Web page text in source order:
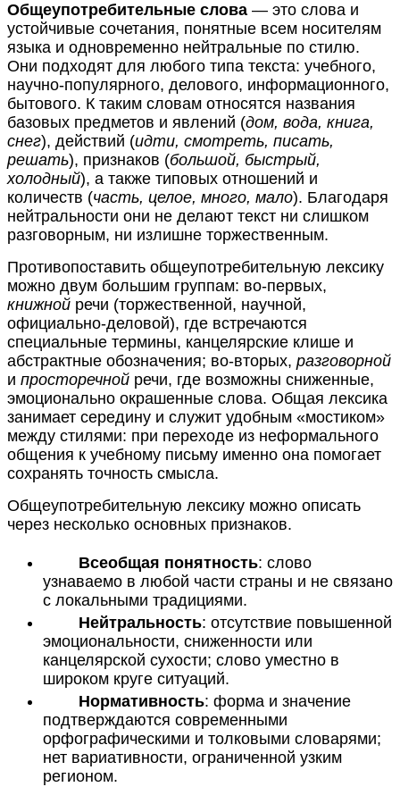
Общеупотребительные слова — это слова и
устойчивые сочетания, понятные всем носителям
языка и одновременно нейтральные по стилю.
Они подходят для любого типа текста: учебного,
научно-популярного, делового, информационного,
бытового. К таким словам относятся названия
базовых предметов и явлений (дом, вода, книга,
снег), действий (идти, смотреть, писать,
решать), признаков (большой, быстрый,
холодный), а также типовых отношений и
количеств (часть, целое, много, мало). Благодаря
нейтральности они не делают текст ни слишком
разговорным, ни излишне торжественным.
Противопоставить общеупотребительную лексику
можно двум большим группам: во-первых,
книжной речи (торжественной, научной,
официально-деловой), где встречаются
специальные термины, канцелярские клише и
абстрактные обозначения; во-вторых, разговорной
и просторечной речи, где возможны сниженные,
эмоционально окрашенные слова. Общая лексика
занимает середину и служит удобным «мостиком»
между стилями: при переходе из неформального
общения к учебному письму именно она помогает
сохранять точность смысла.
Общеупотребительную лексику можно описать
через несколько основных признаков.
Всеобщая понятность: слово
узнаваемо в любой части страны и не связано
с локальными традициями.
Нейтральность: отсутствие повышенной
эмоциональности, сниженности или
канцелярской сухости; слово уместно в
широком круге ситуаций.
Нормативность: форма и значение
подтверждаются современными
орфографическими и толковыми словарями;
нет вариативности, ограниченной узким
регионом.